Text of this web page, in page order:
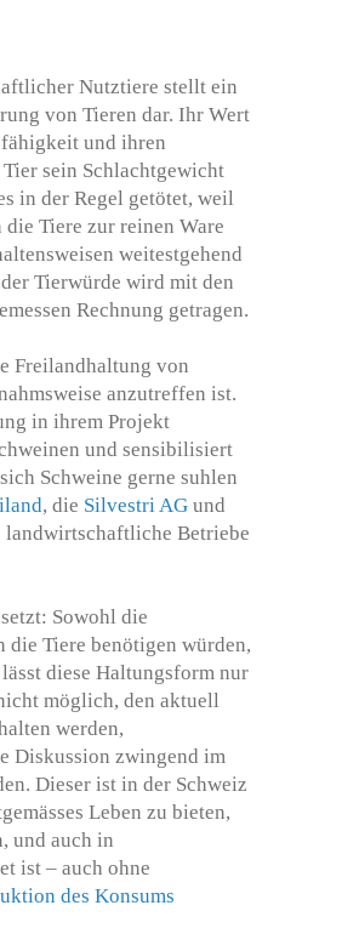
Nutztiere stellt ein
von Tieren dar. Ihr Wert
und ihren
sein Schlachtgewicht
in der Regel getötet, weil
Tiere zur reinen Ware
weitestgehend
Tierwürde wird mit den
Rechnung getragen.
Freilandhaltung von
anzutreffen ist.
in ihrem Projekt
und sensibilisiert
Schweine gerne suhlen
, die Silvestri AG und
landwirtschaftliche Betriebe
Sowohl die
die Tiere benötigen würden,
diese Haltungsform nur
möglich, den aktuell
werden,
Diskussion zwingend im
Dieser ist in der Schweiz
Leben zu bieten,
und auch in
ist – auch ohne
des Konsums